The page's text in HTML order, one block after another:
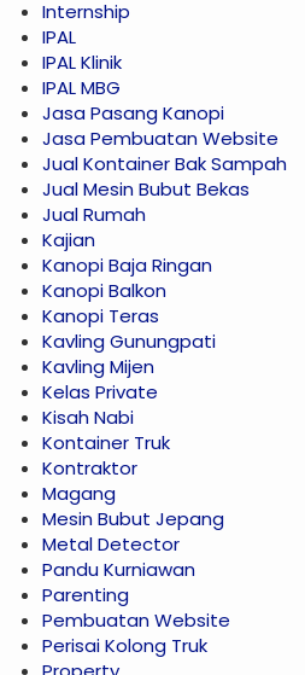
Internship
IPAL
IPAL Klinik
IPAL MBG
Jasa Pasang Kanopi
Jasa Pembuatan Website
Jual Kontainer Bak Sampah
Jual Mesin Bubut Bekas
Jual Rumah
Kajian
Kanopi Baja Ringan
Kanopi Balkon
Kanopi Teras
Kavling Gunungpati
Kavling Mijen
Kelas Private
Kisah Nabi
Kontainer Truk
Kontraktor
Magang
Mesin Bubut Jepang
Metal Detector
Pandu Kurniawan
Parenting
Pembuatan Website
Perisai Kolong Truk